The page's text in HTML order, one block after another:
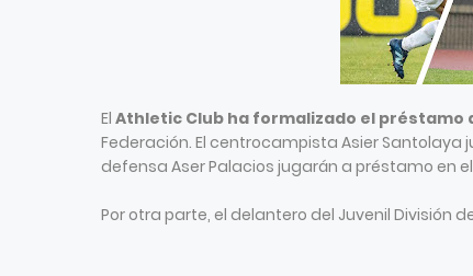
El Athletic Club ha formalizado el préstamo
Federación. El centrocampista Asier Santolaya
defensa Aser Palacios jugarán a préstamo en
Por otra parte, el delantero del Juvenil División